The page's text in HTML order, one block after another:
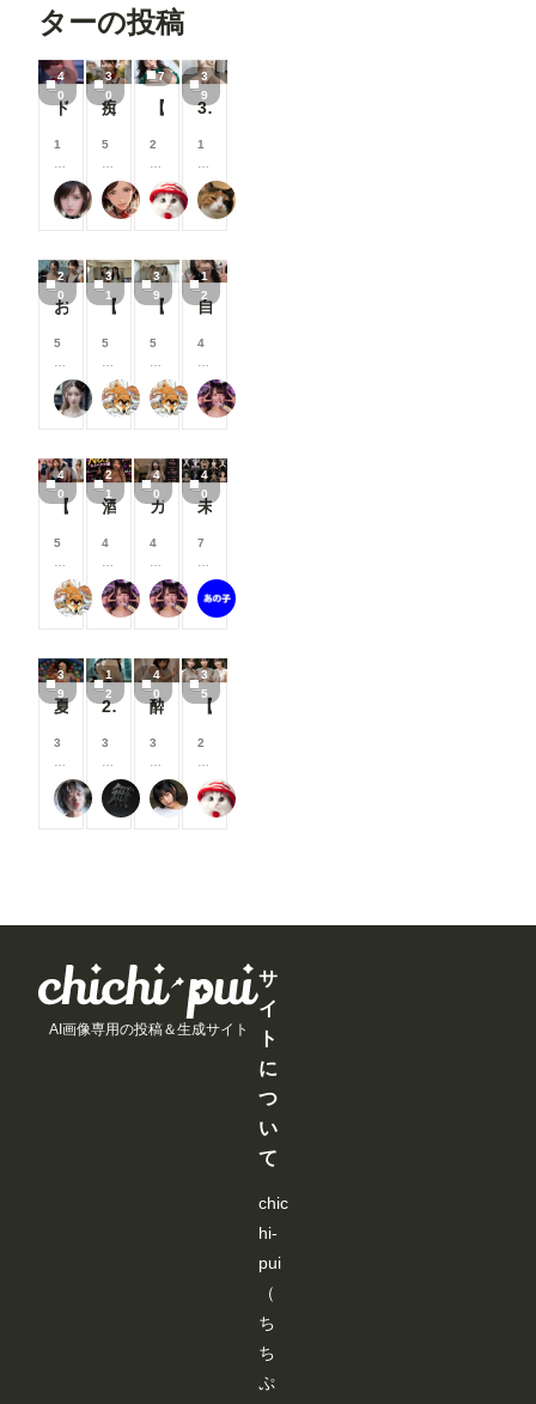
ン
/
以
上
支
す
と
見
る
と
が
で
き
/
以
上
支
す
と
見
る
と
が
で
き
ン
/
以
上
支
す
見
る
と
が
で
き
以
上
支
す
と
見
る
と
が
で
き
ターの投稿
4
0
ド(40枚) アイドルとワキ 4
1
コ
イ
/
月
以
上
る
と
こ
と
が
き
ま
す
AI Infinity
3
0
痴縛羞戯
5
0
コ
イ
/
月
以
上
る
と
こ
と
が
き
ま
す
蜜華
7
2
0
コ
イ
/
月
以
上
る
と
こ
と
が
き
ま
す
シロまる
3
9
39枚 マイクロビキニで開脚する女の子 全生成分
1
0
コ
イ
/
月
以
上
る
と
こ
と
が
き
ま
す
2
0
おっぱいチェック６
5
0
0
コ
イ
/
月
以
上
る
と
こ
と
が
き
ま
す
弥太郎
3
1
【シリーズまとめ】母娘は逆らえない④＆その後編
5
0
0
コ
イ
/
月
以
上
る
と
こ
と
が
き
ま
す
萬國彩
3
9
【シリーズまとめ】母娘は逆らえない①②③
5
0
0
コ
イ
/
月
以
上
る
と
こ
と
が
き
ま
す
萬國彩
1
2
自撮りギャル
4
0
0
コ
イ
/
月
以
上
る
と
こ
と
が
き
ま
す
4
0
【シリーズまとめ】女の子の制服図鑑 チャイナドレス＆サキュバス編
5
0
コ
イ
/
月
以
上
る
と
で
す
萬國彩
2
1
酒乞食
4
0
0
コ
イ
/
月
以
上
る
と
で
す
肉便器製造機
4
0
ガニ股女
4
0
0
コ
イ
/
月
以
上
る
と
で
ま
す
肉便器製造機
4
0
未公開カット集 39枚
7
5
0
コ
イ
/
月
以
上
る
と
で
す
3
9
夏祭り②ヨーヨー釣り
3
コ
イ
す
る
見
灯油
1
2
280809
3
0
コ
イ
る
見
なにもない
4
0
酔った美女とトイレで2
3
0
コ
イ
す
る
見
いけ
3
5
【35枚】とりあえず集合 屋外×三人組
2
0
コ
イ
る
見
AI画像専用の投稿＆生成サイト
サ
イ
ト
に
つ
い
て
chic
hi-
pui
（
ち
ち
ぷ